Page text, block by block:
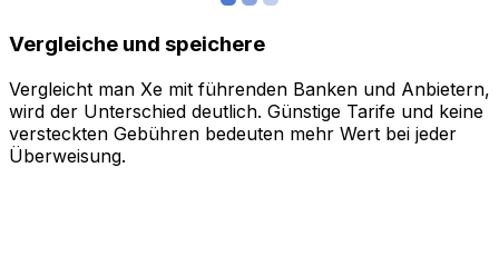
Vergleiche und speichere
Vergleicht man Xe mit führenden Banken und Anbietern,
wird der Unterschied deutlich. Günstige Tarife und keine
versteckten Gebühren bedeuten mehr Wert bei jeder
Überweisung.